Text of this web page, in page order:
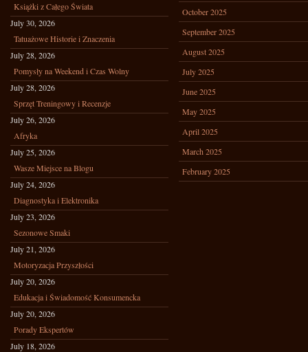
Książki z Całego Świata
July 30, 2026
Tatuażowe Historie i Znaczenia
July 28, 2026
Pomysły na Weekend i Czas Wolny
July 28, 2026
Sprzęt Treningowy i Recenzje
July 26, 2026
Afryka
July 25, 2026
Wasze Miejsce na Blogu
July 24, 2026
Diagnostyka i Elektronika
July 23, 2026
Sezonowe Smaki
July 21, 2026
Motoryzacja Przyszłości
July 20, 2026
Edukacja i Świadomość Konsumencka
July 20, 2026
Porady Ekspertów
July 18, 2026
October 2025
September 2025
August 2025
July 2025
June 2025
May 2025
April 2025
March 2025
February 2025